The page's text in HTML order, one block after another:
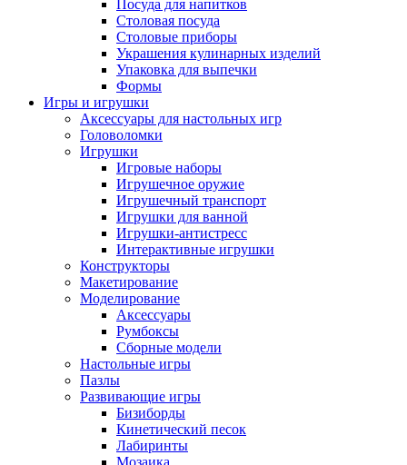
Посуда для напитков
Столовая посуда
Столовые приборы
Украшения кулинарных изделий
Упаковка для выпечки
Формы
Игры и игрушки
Аксессуары для настольных игр
Головоломки
Игрушки
Игровые наборы
Игрушечное оружие
Игрушечный транспорт
Игрушки для ванной
Игрушки-антистресс
Интерактивные игрушки
Конструкторы
Макетирование
Моделирование
Аксессуары
Румбоксы
Сборные модели
Настольные игры
Пазлы
Развивающие игры
Бизиборды
Кинетический песок
Лабиринты
Мозаика